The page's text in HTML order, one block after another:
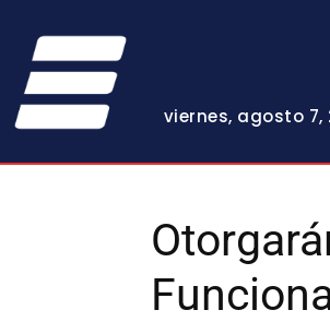
viernes, agosto 7,